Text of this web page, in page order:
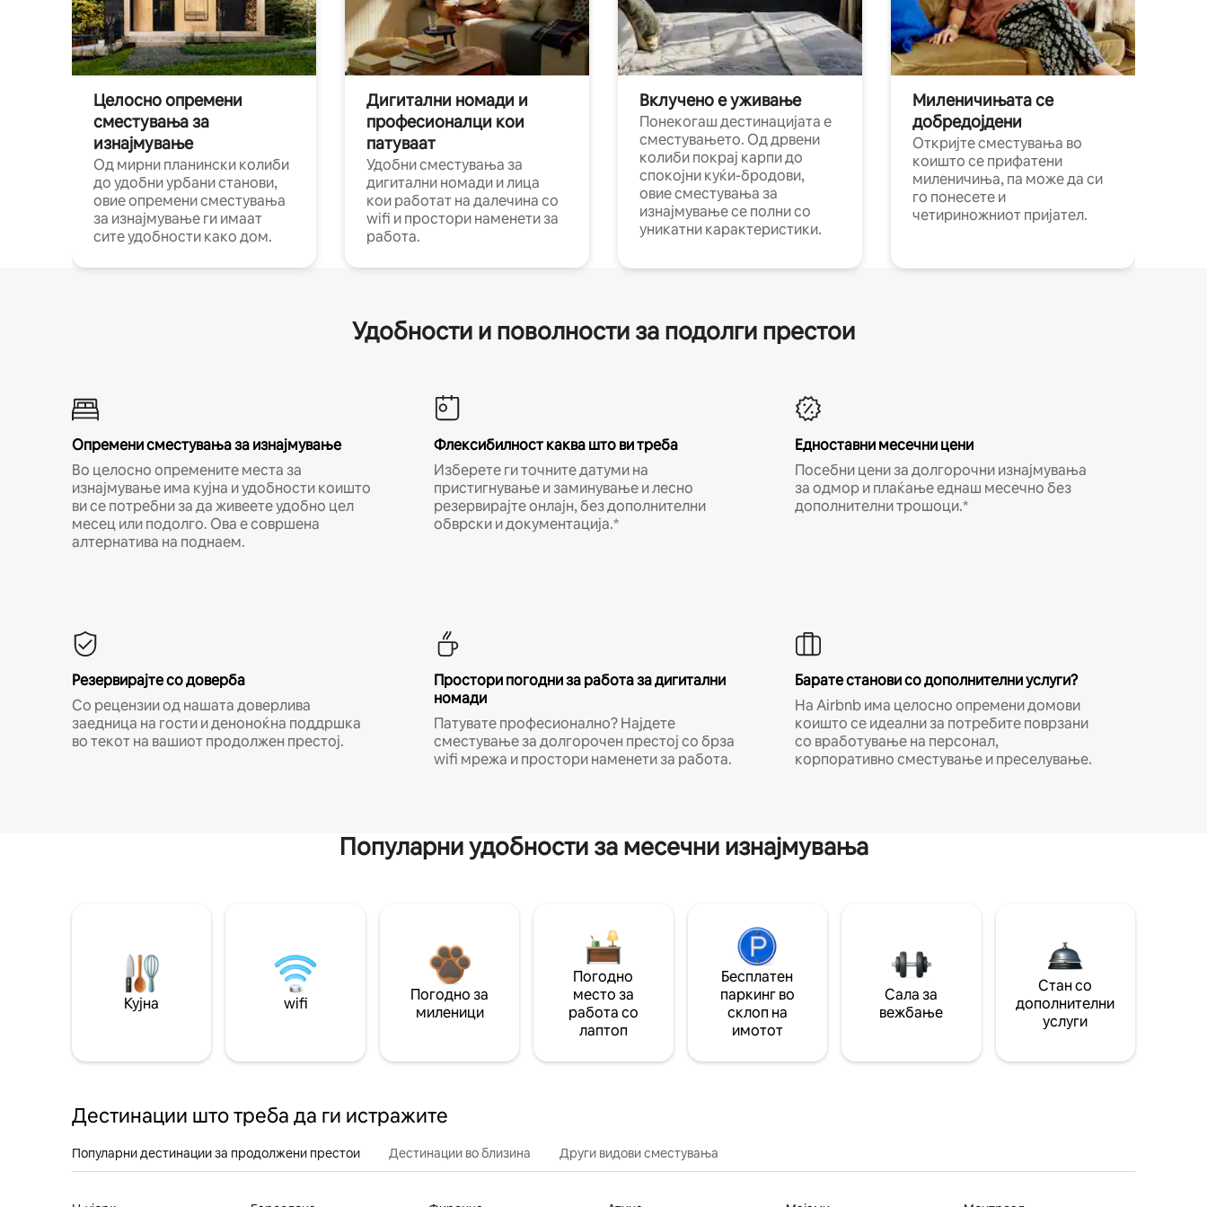
Целосно опремени
сместувања за
изнајмување
Од мирни планински колиби
до удобни урбани станови,
овие опремени сместувања
за изнајмување ги имаат
сите удобности како дом.
Дигитални номади и
професионалци кои
патуваат
Удобни сместувања за
дигитални номади и лица
кои работат на далечина со
wifi и простори наменети за
работа.
Вклучено е уживање
Понекогаш дестинацијата е
сместувањето. Од дрвени
колиби покрај карпи до
спокојни куќи-бродови,
овие сместувања за
изнајмување се полни со
уникатни карактеристики.
Миленичињата се
добредојдени
Откријте сместувања во
коишто се прифатени
миленичиња, па може да си
го понесете и
четириножниот пријател.
Удобности и поволности за подолги престои
Опремени сместувања за изнајмување
Во целосно опремените места за
изнајмување има кујна и удобности коишто
ви се потребни за да живеете удобно цел
месец или подолго. Ова е совршена
алтернатива на поднаем.
Флексибилност каква што ви треба
Изберете ги точните датуми на
пристигнување и заминување и лесно
резервирајте онлајн, без дополнителни
обврски и документација.*
Едноставни месечни цени
Посебни цени за долгорочни изнајмувања
за одмор и плаќање еднаш месечно без
дополнителни трошоци.*
Резервирајте со доверба
Со рецензии од нашата доверлива
заедница на гости и деноноќна поддршка
во текот на вашиот продолжен престој.
Простори погодни за работа за дигитални
номади
Патувате професионално? Најдете
сместување за долгорочен престој со брза
wifi мрежа и простори наменети за работа.
Барате станови со дополнителни услуги?
На Airbnb има целосно опремени домови
коишто се идеални за потребите поврзани
со вработување на персонал,
корпоративно сместување и преселување.
Популарни удобности за месечни изнајмувања
Кујна wifi
Погодно за
миленици
Погодно
место за
работа со
лаптоп
Бесплатен
паркинг во
склоп на
имотот
Сала за
вежбање
Стан со
дополнителни
услуги
Дестинации што треба да ги истражите
Популарни дестинации за продолжени престои Дестинации во близина Други видови сместувања